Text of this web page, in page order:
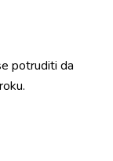
potruditi da